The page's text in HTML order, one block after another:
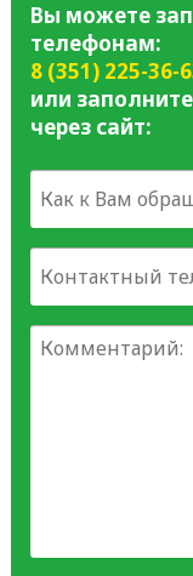
Вы можете
телефонам:
8 (351) 225-36-
или
через сайт: